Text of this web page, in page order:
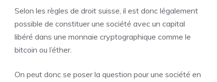
Selon les règles de droit suisse, il est donc légalement
possible de constituer une société avec un capital
libéré dans une monnaie cryptographique comme le
bitcoin ou l’éther.
On peut donc se poser la question pour une société en